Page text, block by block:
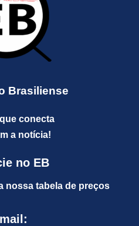
Brasiliense
conecta
a notícia!
no EB
nossa tabela de preços